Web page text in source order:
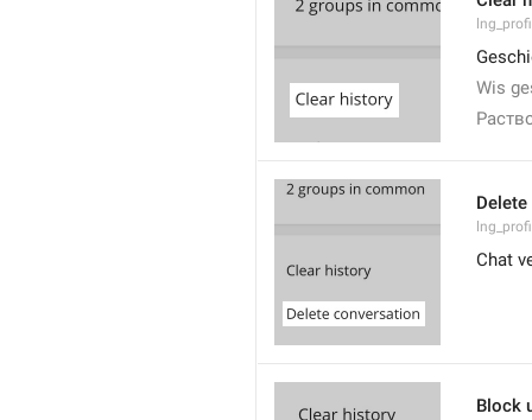
Wis
Chat
Block